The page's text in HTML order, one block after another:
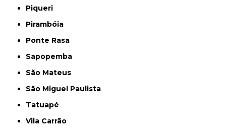
Piqueri
Pirambóia
Ponte Rasa
Sapopemba
São Mateus
São Miguel Paulista
Tatuapé
Vila Carrão